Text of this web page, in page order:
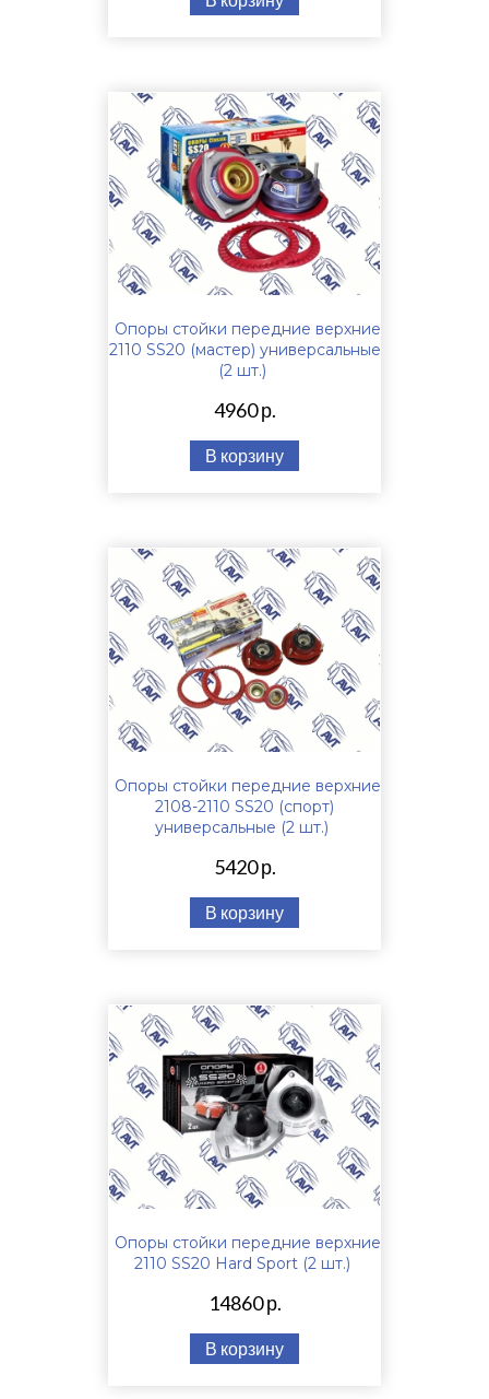
Опоры стойки передние верхние
2110 SS20 (мастер) универсальные
(2 шт.)
4960 р.
В корзину
Опоры стойки передние верхние
2108-2110 SS20 (спорт)
универсальные (2 шт.)
5420 р.
В корзину
Опоры стойки передние верхние
2110 SS20 Hard Sport (2 шт.)
14860 р.
В корзину